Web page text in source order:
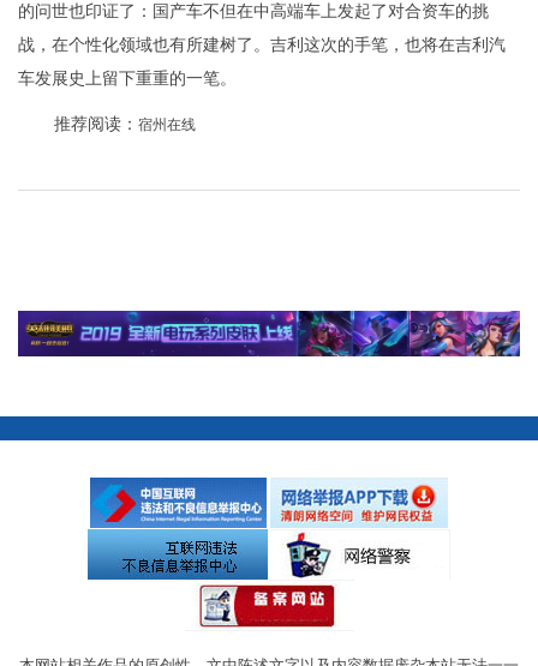
的问世也印证了：国产车不但在中高端车上发起了对合资车的挑
战，在个性化领域也有所建树了。吉利这次的手笔，也将在吉利汽
车发展史上留下重重的一笔。
推荐阅读： 宿州在线